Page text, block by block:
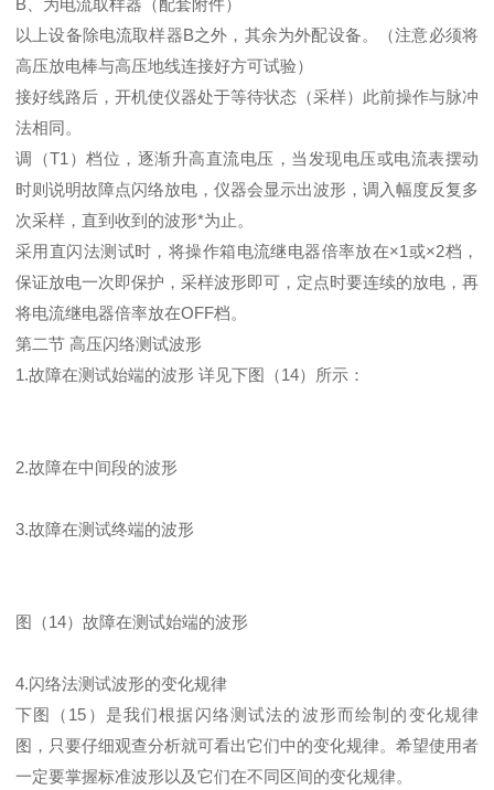
以上设备除电流取样器B之外，其余为外配设备。（注意必须将
高压放电棒与高压地线连接好方可试验）
接好线路后，开机使仪器处于等待状态（采样）此前操作与脉冲
法相同。
调（T1）档位，逐渐升高直流电压，当发现电压或电流表摆动
时则说明故障点闪络放电，仪器会显示出波形，调入幅度反复多
次采样，直到收到的波形*为止。
采用直闪法测试时，将操作箱电流继电器倍率放在×1或×2档，
保证放电一次即保护，采样波形即可，定点时要连续的放电，再
将电流继电器倍率放在OFF档。
第二节 高压闪络测试波形
1.故障在测试始端的波形 详见下图（14）所示：
2.故障在中间段的波形
3.故障在测试终端的波形
图（14）故障在测试始端的波形
4.闪络法测试波形的变化规律
下图（15）是我们根据闪络测试法的波形而绘制的变化规律
图，只要仔细观查分析就可看出它们中的变化规律。希望使用者
一定要掌握标准波形以及它们在不同区间的变化规律。